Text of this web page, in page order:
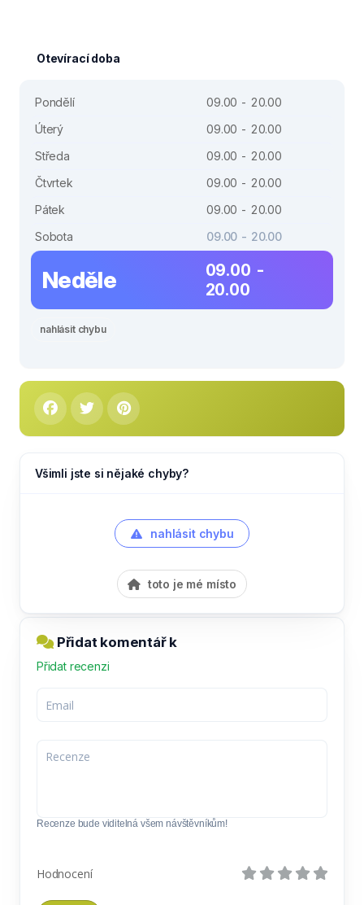
Otevírací doba
Pondělí
09.00 - 20.00
Úterý
09.00 - 20.00
Středa
09.00 - 20.00
Čtvrtek
09.00 - 20.00
Pátek
09.00 - 20.00
Sobota
09.00 - 20.00
Neděle
09.00 -
20.00
nahlásit chybu
Všimli jste si nějaké chyby?
nahlásit chybu
toto je mé místo
Přidat komentář k
Přidat recenzi
Recenze bude viditelná všem návštěvníkům!
Hodnocení